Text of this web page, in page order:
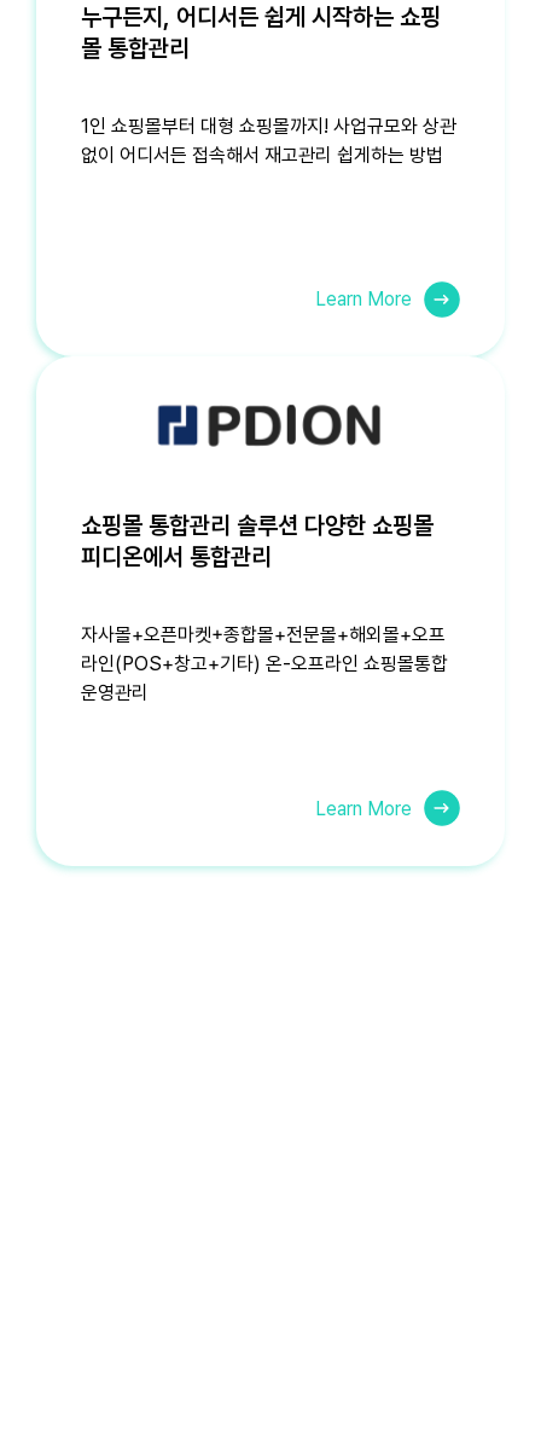
누구든지, 어디서든 쉽게 시작하는 쇼핑
몰 통합관리
1인 쇼핑몰부터 대형 쇼핑몰까지! 사업규모와 상관
없이 어디서든 접속해서 재고관리 쉽게하는 방법
Learn More
쇼핑몰 통합관리 솔루션 다양한 쇼핑몰
피디온에서 통합관리
자사몰+오픈마켓+종합몰+전문몰+해외몰+오프
라인(POS+창고+기타) 온-오프라인 쇼핑몰통합
운영관리
Learn More